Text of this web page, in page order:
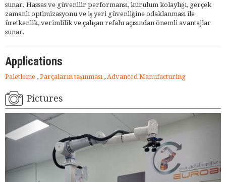
sunar. Hassas ve güvenilir performansı, kurulum kolaylığı, gerçek
zamanlı optimizasyonu ve iş yeri güvenliğine odaklanması ile
üretkenlik, verimlilik ve çalışan refahı açısından önemli avantajlar
sunar.
Applications
Paletleme , Parçaların taşınması , Advanced Manufacturing
Pictures